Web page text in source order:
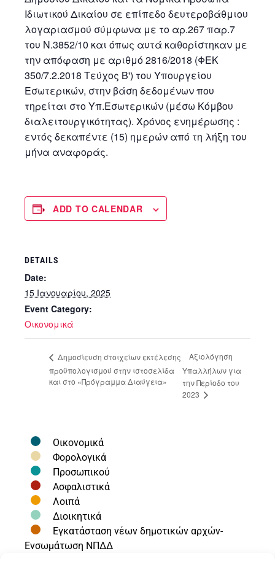
Ιδιωτικού Δικαίου σε επίπεδο δευτεροβάθμιου
λογαριασμού σύμφωνα με το αρ.267 παρ.7
του Ν.3852/10 και όπως αυτά καθορίστηκαν με
την απόφαση με αριθμό 2816/2018 (ΦΕΚ
350/7.2.2018 Τεύχος Β') του Υπουργείου
Εσωτερικών, στην βάση δεδομένων που
τηρείται στο Υπ.Εσωτερικών (μέσω Κόμβου
διαλειτουργικότητας). Χρόνος ενημέρωσης :
εντός δεκαπέντε (15) ημερών από τη λήξη του
μήνα αναφοράς.
ADD TO CALENDAR
DETAILS
Date:
15 Ιανουαρίου, 2025
Event Category:
Οικονομικά
Δημοσίευση στοιχείων εκτέλεσης
προϋπολογισμού στην ιστοσελίδα
και στο «Πρόγραμμα Διαύγεια»
Αξιολόγηση
Υπαλλήλων για
την Περίοδο του
2023
Οικονομικά
Φορολογικά
Προσωπικού
Ασφαλιστικά
Λοιπά
Διοικητικά
Εγκατάσταση νέων δημοτικών αρχών-
Ενσωμάτωση ΝΠΔΔ